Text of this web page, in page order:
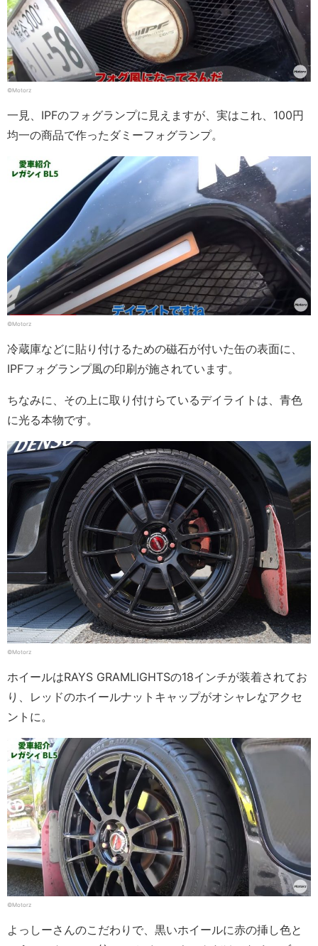
©Motorz
一見、IPFのフォグランプに見えますが、実はこれ、100円
均一の商品で作ったダミーフォグランプ。
©Motorz
冷蔵庫などに貼り付けるための磁石が付いた缶の表面に、
IPFフォグランプ風の印刷が施されています。
ちなみに、その上に取り付けらているデイライトは、青色
に光る本物です。
©Motorz
ホイールはRAYS GRAMLIGHTSの18インチが装着されてお
り、レッドのホイールナットキャップがオシャレなアクセ
ントに。
©Motorz
よっしーさんのこだわりで、黒いホイールに赤の挿し色と